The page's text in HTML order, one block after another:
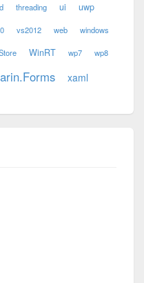
threading ui uwp
vs2012 web windows
WinRT wp7 wp8
xaml